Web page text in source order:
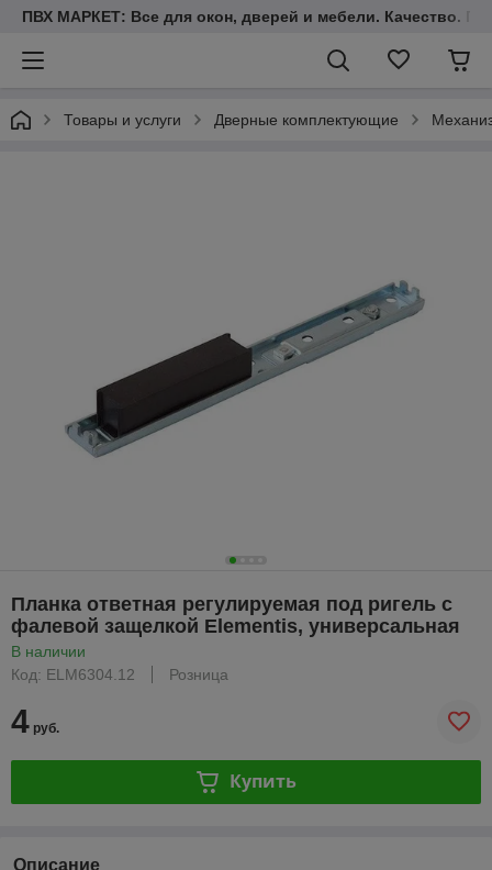
ПВХ МАРКЕТ: Все для окон, дверей и мебели. Качество.
Товары и услуги Дверные комплектующие
Планка ответная регулируемая под ригель с
фалевой защелкой Elementis, универсальная
В наличии
Код: ELM6304.12
Розница
4 руб.
Купить
Описание